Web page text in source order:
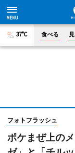
37°C 食べる
フォトフラッシュ
ポケまぜ上の